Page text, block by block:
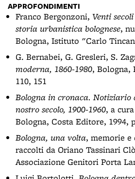
APPROFONDIMENTI
Franco Bergonzoni, Venti
storia urbanistica bolognese,
Bologna, Istituto "Carlo
G. Bernabei, G. Gresleri, S.
moderna, 1860-1980, Bologna,
110, 151
Bologna in cronaca. Notiziario
nostro secolo, 1900-1960, a
Bologna, Costa Editore, 1994,
Bologna, una volta, memorie
raccolti da Oriano Tassinari
Associazione Genitori Porta